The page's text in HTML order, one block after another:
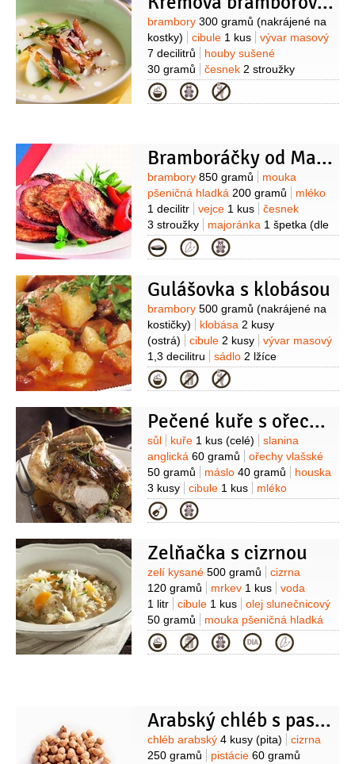
Suroviny
brambory 300 gramů (nakrájené na
kostky)
cibule 1 kus
vývar masový
7 decilitrů
houby sušené
30 gramů
česnek 2 stroužky
(plátky)
smetana na šlehání
(33%)
máslo40 gramů
slanina
Kategorie
Bramboráčky od Marie
Suroviny
brambory 850 gramů
mouka
pšeničná hladká 200 gramů
mléko
1 decilitr
vejce 1 kus
česnek
3 stroužky
majoránka 1 špetka (dle
chuti)
pepř černý
chuti)
olej slunečnicový1 decilitr
Kategorie
Gulášovka s klobásou
Suroviny
brambory 500 gramů (nakrájené na
kostičky)
klobása 2 kusy
(ostrá)
cibule 2 kusy
vývar masový
1,3 decilitru
sádlo 2 lžíce
(škvařené)
petržel kadeřavá/kudrnka
2 lžíce (na jemno
1 lžíce
paprika sladká1 lžíce
(mletá)
pepř černý1 špetka
Kategorie
Pečené kuře s ořechovou nádivkou
Suroviny
sůl kuře 1 kus (celé)
slanina
anglická 60 gramů
ořechy vlašské
50 gramů
máslo 40 gramů
houska
3 kusy
cibule 1 kus
mléko
1/2decilitru
Kategorie
Zelňačka s cizrnou
Suroviny
zelí kysané 500 gramů
cizrna
120 gramů
mrkev 1 kus
voda
1 litr
cibule 1 kus
olej slunečnicový
50 gramů
mouka pšeničná hladká
30 gramů
česnek 2 stroužky
1 lžička
Kategorie
Arabský chléb s pastou z cizrny a pomerančem
Suroviny
chléb arabský 4 kusy (pita)
cizrna
250 gramů
pistácie 60 gramů